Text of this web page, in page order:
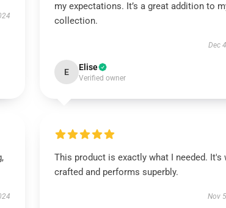
my expectations. It’s a great addition to
collection.
Dec
E Elise
Verified owner
This product is exactly what I needed. It's
crafted and performs superbly.
Nov